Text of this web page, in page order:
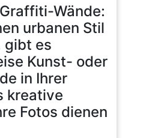
Wände:
urbanen Stil
gibt es
Kunst- oder
in Ihrer
kreative
Fotos dienen